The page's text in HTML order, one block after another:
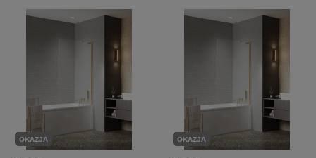
OKAZJA OKAZJA